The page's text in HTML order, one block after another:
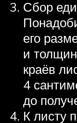
Сбор
его
и
краёв
4
до
К листу